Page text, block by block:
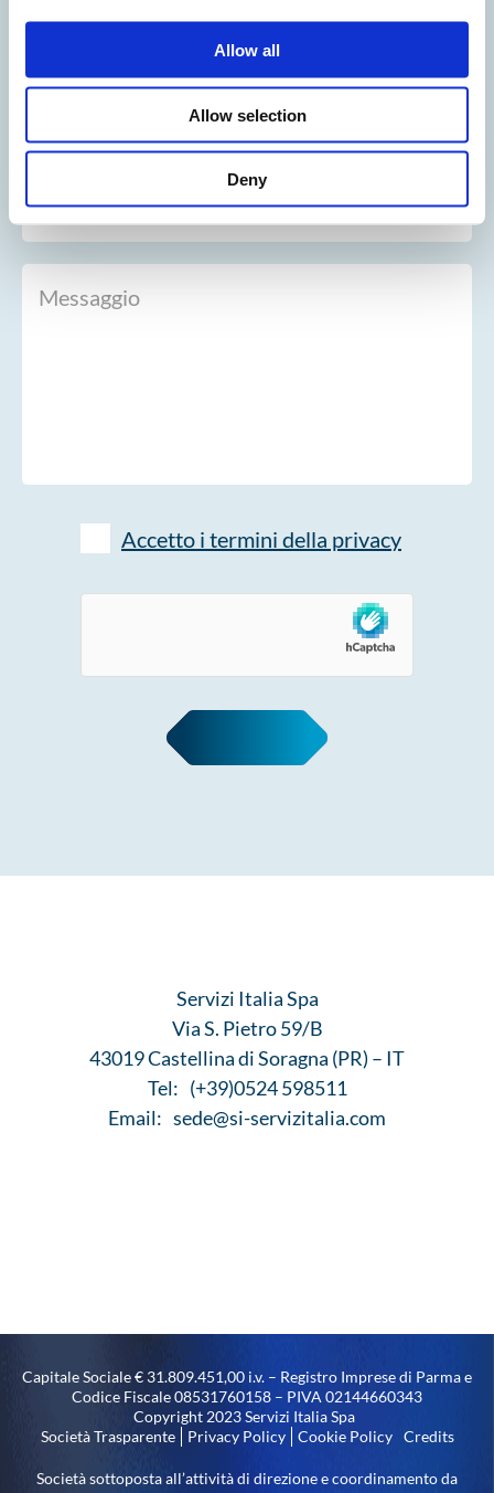
Allow all
Allow selection
Deny
Accetto i termini della privacy
Servizi Italia Spa
Via S. Pietro 59/B
43019 Castellina di Soragna (PR) – IT
Tel: (+39)0524 598511
Email: sede@si-servizitalia.com
Capitale Sociale € 31.809.451,00 i.v. – Registro Imprese di Parma e
Codice Fiscale 08531760158 – PIVA 02144660343
Copyright 2023 Servizi Italia Spa
Società Trasparente
Privacy Policy Cookie Policy Credits
Società sottoposta all’attività di direzione e coordinamento da